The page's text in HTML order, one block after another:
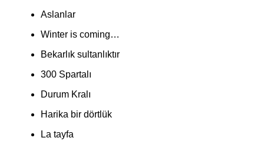
Aslanlar
Winter is coming…
Bekarlık sultanlıktır
300 Spartalı
Durum Kralı
Harika bir dörtlük
La tayfa